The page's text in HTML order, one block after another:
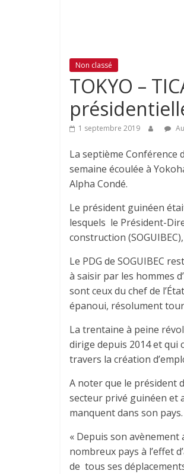
Non classé
TOKYO –
1 septembre 2019
La septième Conférence
semaine écoulée à
Alpha Condé.
Le président guinéen
lesquels le Président-
construction
Le PDG de SOGUIBEC
à saisir par les hommes
sont ceux du chef de
épanoui, résolument
La trentaine à peine
dirige depuis 2014 et qui
travers la création
A noter que le président
secteur privé guinéen et
manquent dans son pays.
« Depuis son
nombreux pays à l’effet
de tous ses